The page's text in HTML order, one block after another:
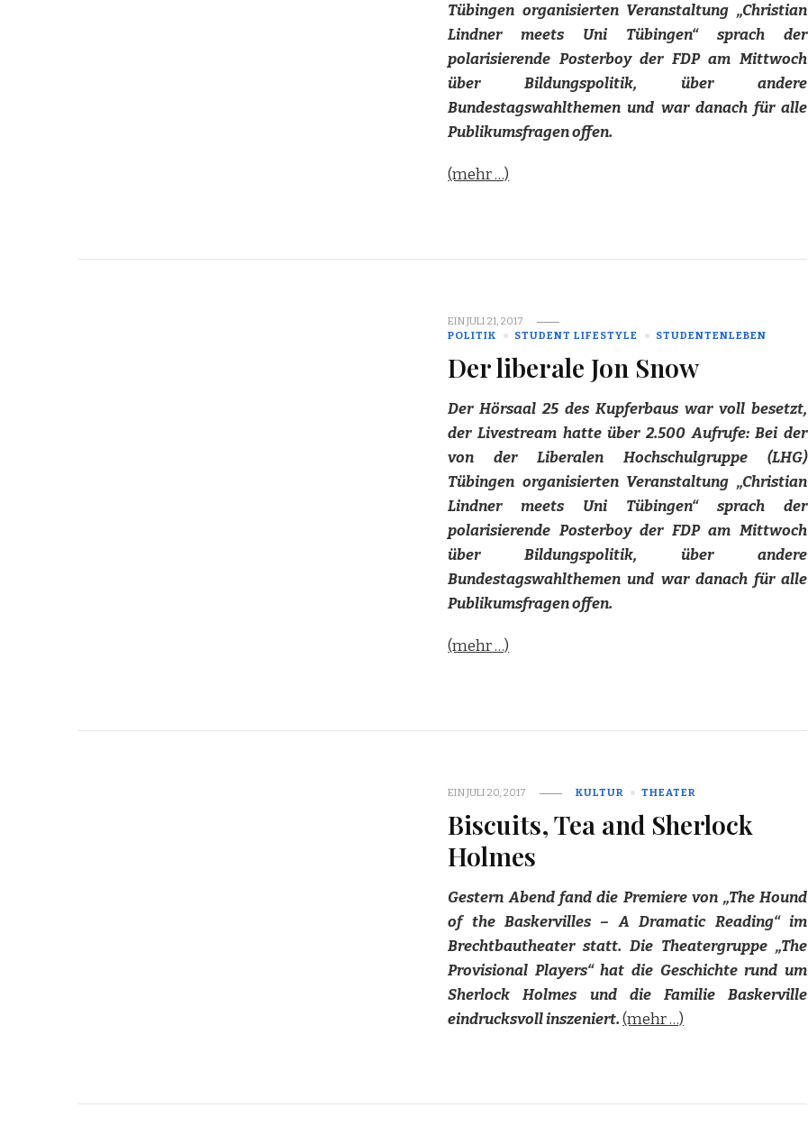
Tübingen organisierten Veranstaltung „Christian
Lindner meets Uni Tübingen“ sprach der
polarisierende Posterboy der FDP am Mittwoch
über Bildungspolitik, über andere
Bundestagswahlthemen und war danach für alle
Publikumsfragen offen.
(mehr …)
EINJULI 21, 2017
POLITIK
STUDENT LIFESTYLE STUDENTENLEBEN
Der liberale Jon Snow
Der Hörsaal 25 des Kupferbaus war voll besetzt,
der Livestream hatte über 2.500 Aufrufe: Bei der
von der Liberalen Hochschulgruppe (LHG)
Tübingen organisierten Veranstaltung „Christian
Lindner meets Uni Tübingen“ sprach der
polarisierende Posterboy der FDP am Mittwoch
über Bildungspolitik, über andere
Bundestagswahlthemen und war danach für alle
Publikumsfragen offen.
(mehr …)
EINJULI 20, 2017 KULTUR THEATER
Biscuits, Tea and Sherlock
Holmes
Gestern Abend fand die Premiere von „The Hound
of the Baskervilles – A Dramatic Reading“ im
Brechtbautheater statt. Die Theatergruppe „The
Provisional Players“ hat die Geschichte rund um
Sherlock Holmes und die Familie Baskerville
eindrucksvoll inszeniert. (mehr …)